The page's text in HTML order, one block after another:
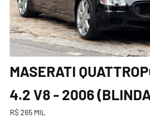
MASERATI
4.2 V8 - 2006
R$ 265 MIL